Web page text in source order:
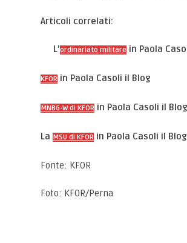
Articoli correlati:
L’ordinariato militare in Paola
KFOR in Paola Casoli il Blog
MNBG-W di KFOR in Paola Casoli il Blog
La MSU di KFOR in Paola Casoli il Blog
Fonte: KFOR
Foto: KFOR/Perna